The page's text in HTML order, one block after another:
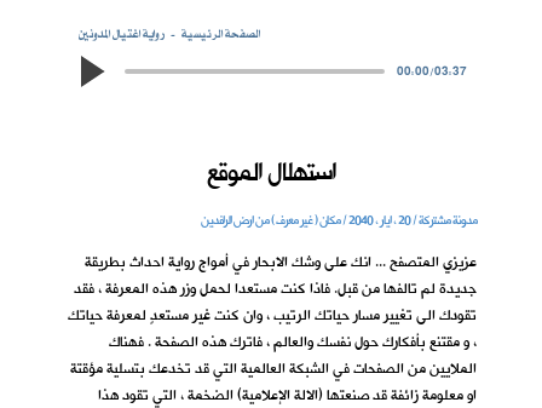
رواية اغتيال المدونين
الصفحة الرئيسية
00:00/03:37
استهلال الموقع
مدونة مشتركة / 20 ، ايار ، 2040 / مكان ( غير معرف ) من ارض الرافدين
جديدة لم تالفها من قبل. فاذا كنت مستعدا لحمل وزر هذه المعرفة ، فقد
تقودك الى تغيير مسار حياتك الرتيب ، وان كنت غير مستعدٍ لمعرفة حياتك
، و مقتنع بأفكارك حول نفسك والعالم ، فاترك هذه الصفحة . فهناك
الملايين من الصفحات في الشبكة العالمية التي قد تخدعك بتسلية مؤقتة
او معلومة زائفة قد صنعتها (الالة الإعلامية) الضخمة ، التي تقود هذا